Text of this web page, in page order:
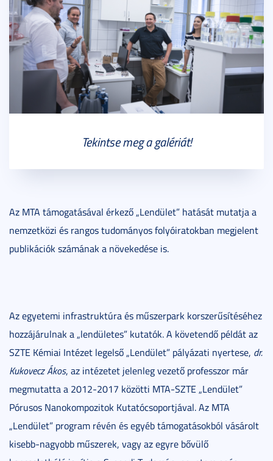
Tekintse meg a galériát!
Az MTA támogatásával érkező „Lendület” hatását mutatja a
nemzetközi és rangos tudományos folyóiratokban megjelent
publikációk számának a növekedése is.
Az egyetemi infrastruktúra és műszerpark korszerűsítéséhez
hozzájárulnak a „lendületes” kutatók. A követendő példát az
SZTE Kémiai Intézet legelső „Lendület” pályázati nyertese, dr.
Kukovecz Ákos, az intézetet jelenleg vezető professzor már
megmutatta a 2012-2017 közötti MTA-SZTE „Lendület”
Pórusos Nanokompozitok Kutatócsoportjával. Az MTA
„Lendület” program révén és egyéb támogatásokból vásárolt
kisebb-nagyobb műszerek, vagy az egyre bővülő